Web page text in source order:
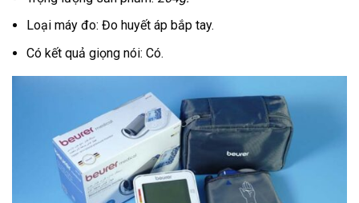
Loại máy đo: Đo huyết áp bắp tay.
Có kết quả giọng nói: Có.